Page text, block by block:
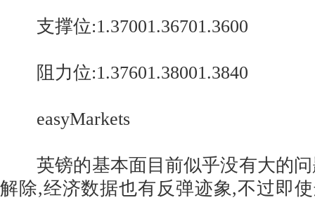
支撑位:1.37001.36701.3600
阻力位:1.37601.38001.3840
easyMarkets
英镑的基本面目前似乎没有大的问
解除,经济数据也有反弹迹象,不过即